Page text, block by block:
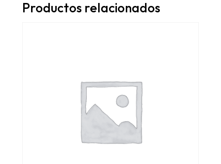
Productos relacionados